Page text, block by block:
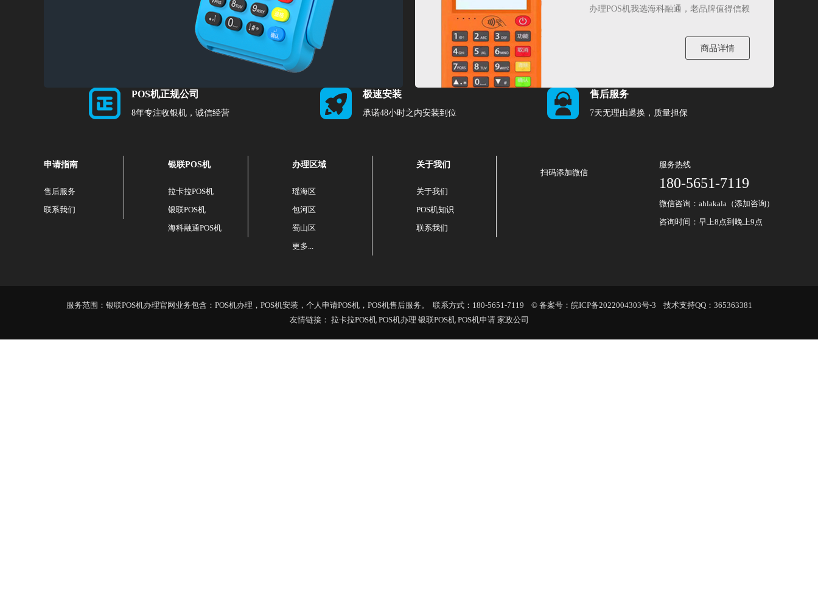
办理POS机我选海科融通，老品牌值得信赖
商品详情
POS机正规公司
8年专注收银机，诚信经营
极速安装
承诺48小时之内安装到位
售后服务
7天无理由退换，质量担保
申请指南
售后服务
联系我们
银联POS机
拉卡拉POS机
银联POS机
海科融通POS机
办理区域
瑶海区
包河区
蜀山区
更多...
关于我们
关于我们
POS机知识
联系我们
扫码添加微信
服务热线
180-5651-7119
微信咨询：ahlakala（添加咨询）
咨询时间：早上8点到晚上9点
服务范围：银联POS机办理官网业务包含：POS机办理，POS机安装，个人申请POS机，POS机售后服务。 联系方式：180-5651-7119 © 备案号： 皖ICP备2022004303号-3 技术支持QQ： 365363381
友情链接： 拉卡拉POS机 POS机办理 银联POS机 POS机申请 家政公司